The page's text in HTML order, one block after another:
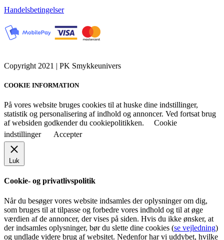
Handelsbetingelser
Copyright 2021 | PK Smykkeunivers
COOKIE INFORMATION
På vores website bruges cookies til at huske dine indstillinger,
statistik og personalisering af indhold og annoncer. Ved fortsat brug
af websiden godkender du cookiepolitikken.
Cookie
indstillinger
Accepter
Luk
Cookie- og privatlivspolitik
Når du besøger vores website indsamles der oplysninger om dig,
som bruges til at tilpasse og forbedre vores indhold og til at øge
værdien af de annoncer, der vises på siden. Hvis du ikke ønsker, at
der indsamles oplysninger, bør du slette dine cookies (se vejledning)
og undlade videre brug af websitet. Nedenfor har vi uddybet, hvilke